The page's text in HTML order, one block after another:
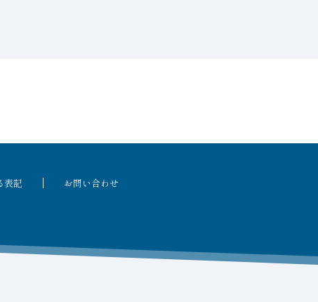
表記 お問い合わせ